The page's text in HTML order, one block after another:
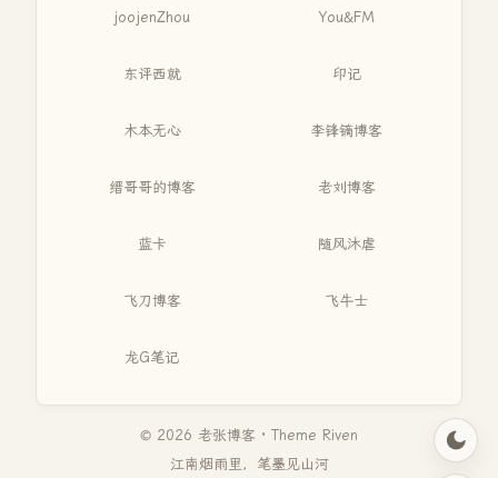
joojenZhou You&FM
东评西就 印记
木本无心 李锋镝博客
缙哥哥的博客 老刘博客
蓝卡 随风沐虐
飞刀博客 飞牛士
龙G笔记
© 2026 老张博客 · Theme Riven
江南烟雨里，笔墨见山河